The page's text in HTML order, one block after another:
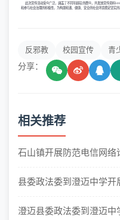
此次宣传活动受众广泛，涵盖了不同年龄段的群众，共发放宣传资料
和参与社会治理的积极性，为构建和谐、健康、安全的社会环境奠定坚实的
反邪教 校园宣传 青
分享：
相关推荐
石山镇开展防范电信网
县委政法委到澄迈中学开
澄迈县委政法委到澄迈